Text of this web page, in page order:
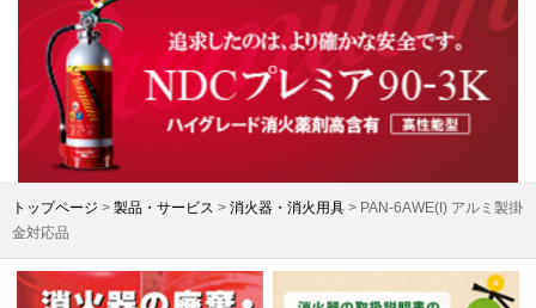
トップページ > 製品・サービス > 消火器・消火用具 > PAN-6AWE(I) アルミ製掛
金対応品